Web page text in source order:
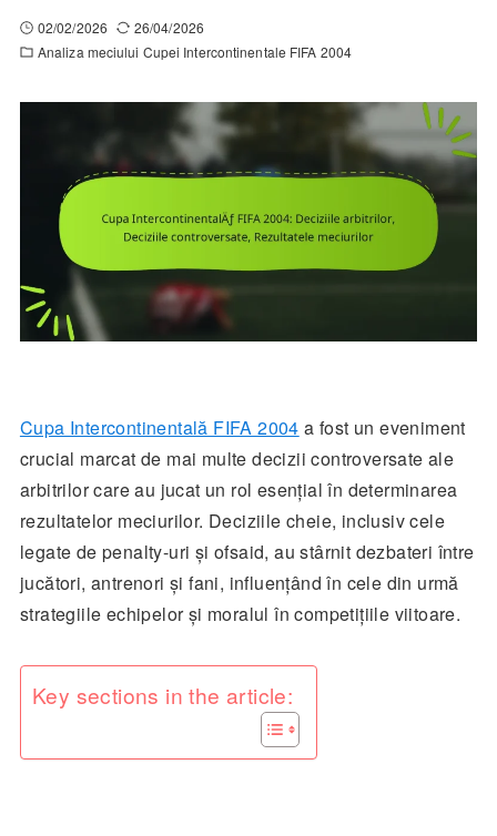
02/02/2026
26/04/2026
Analiza meciului Cupei Intercontinentale FIFA 2004
Cupa Intercontinentală FIFA 2004 a fost un eveniment
crucial marcat de mai multe decizii controversate ale
arbitrilor care au jucat un rol esențial în determinarea
rezultatelor meciurilor. Deciziile cheie, inclusiv cele
legate de penalty-uri și ofsaid, au stârnit dezbateri între
jucători, antrenori și fani, influențând în cele din urmă
strategiile echipelor și moralul în competițiile viitoare.
Key sections in the article: